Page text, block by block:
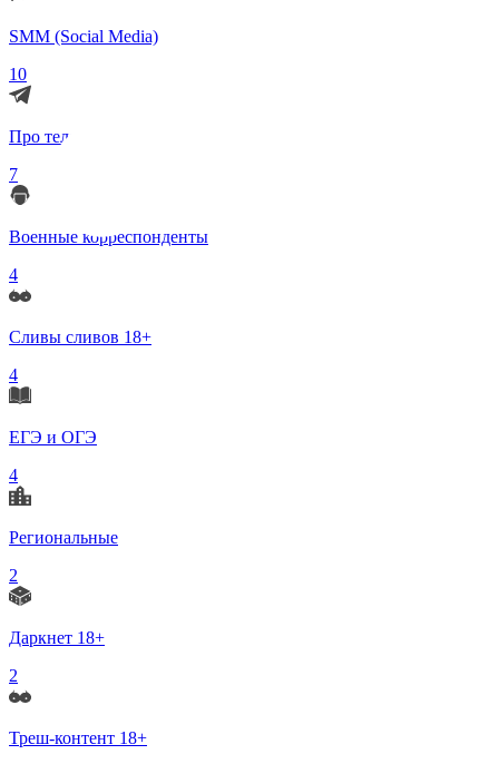
SMM (Social Media)
10
Про телеграмм
7
Военные корреспонденты
4
Сливы сливов 18+
4
ЕГЭ и ОГЭ
4
Региональные
2
Даркнет 18+
2
Треш-контент 18+